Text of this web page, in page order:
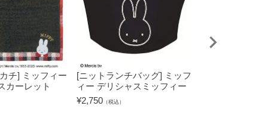
チ] ミッフィー
カーレット
[ニットランチバッグ] ミッフ
ィー デリシャスミッフィー
¥2,750 （税込）